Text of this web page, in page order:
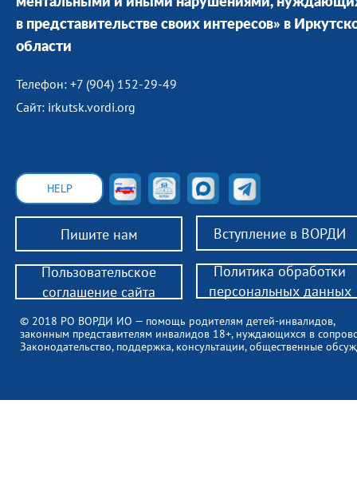
в представительстве своих интересов» в
области
Телефон: +7 (904) 152-29-49
Сайт: irkutsk.vordi.org
Пишите нам Вступление в ВОРДИ
© 2018 РО ВОРДИ ИО — помощь родителям детей-инвалидов,
законным представителям инвалидов 18+, нуждающихся в
Законодательство, поддержка, консультации, общественные
HELP
Пользовательское
соглашение сайта
Политика обработки
персональных данных